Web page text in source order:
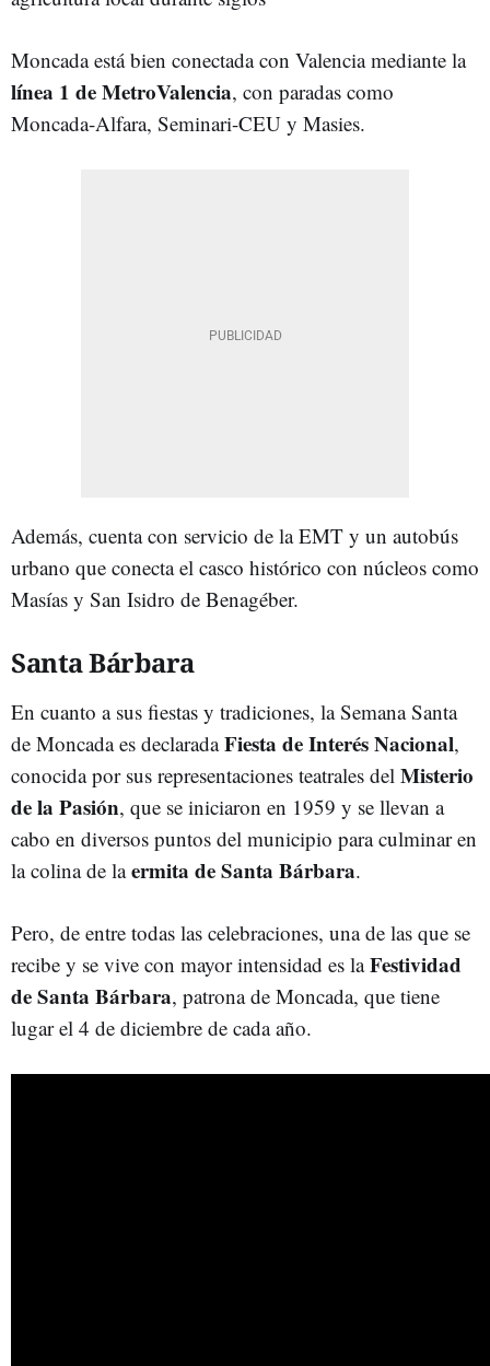
Moncada está bien conectada con Valencia mediante la
línea 1 de MetroValencia, con paradas como
Moncada-Alfara, Seminari-CEU y Masies.
Además, cuenta con servicio de la EMT y un autobús
urbano que conecta el casco histórico con núcleos como
Masías y San Isidro de Benagéber.
Santa Bárbara
En cuanto a sus fiestas y tradiciones, la Semana Santa
de Moncada es declaradaFiesta de Interés Nacional,
conocida por sus representaciones teatrales del Misterio
de la Pasión, que se iniciaron en 1959 y se llevan a
cabo en diversos puntos del municipio para culminar en
la colina de laermita de Santa Bárbara.
Pero, de entre todas las celebraciones, una de las que se
recibe y se vive con mayor intensidad es laFestividad
de Santa Bárbara, patrona de Moncada, que tiene
lugar el 4 de diciembre de cada año.